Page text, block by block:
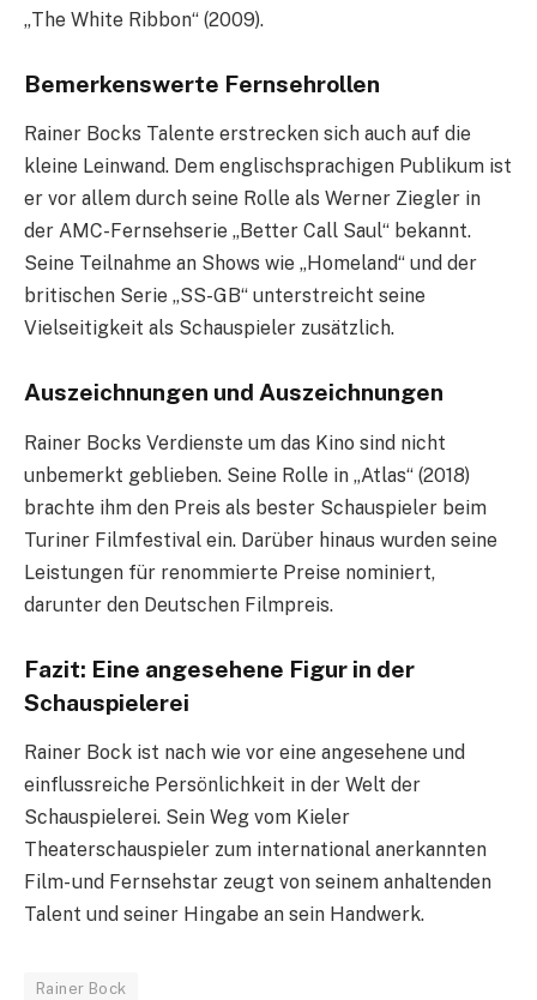
„The White Ribbon“ (2009).
Bemerkenswerte Fernsehrollen
Rainer Bocks Talente erstrecken sich auch auf die
kleine Leinwand. Dem englischsprachigen Publikum ist
er vor allem durch seine Rolle als Werner Ziegler in
der AMC-Fernsehserie „Better Call Saul“ bekannt.
Seine Teilnahme an Shows wie „Homeland“ und der
britischen Serie „SS-GB“ unterstreicht seine
Vielseitigkeit als Schauspieler zusätzlich.
Auszeichnungen und Auszeichnungen
Rainer Bocks Verdienste um das Kino sind nicht
unbemerkt geblieben. Seine Rolle in „Atlas“ (2018)
brachte ihm den Preis als bester Schauspieler beim
Turiner Filmfestival ein. Darüber hinaus wurden seine
Leistungen für renommierte Preise nominiert,
darunter den Deutschen Filmpreis.
Fazit: Eine angesehene Figur in der
Schauspielerei
Rainer Bock ist nach wie vor eine angesehene und
einflussreiche Persönlichkeit in der Welt der
Schauspielerei. Sein Weg vom Kieler
Theaterschauspieler zum international anerkannten
Film- und Fernsehstar zeugt von seinem anhaltenden
Talent und seiner Hingabe an sein Handwerk.
Rainer Bock